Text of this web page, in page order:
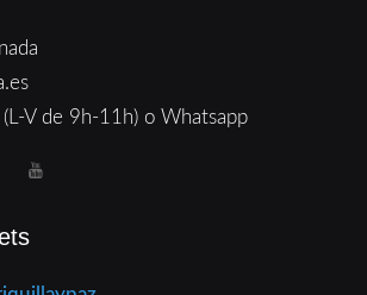
V de 9h-11h) o Whatsapp